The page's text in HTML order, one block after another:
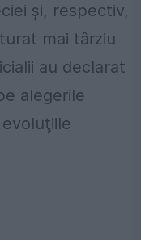
şi, respectiv,
mai târziu
au declarat
alegerile